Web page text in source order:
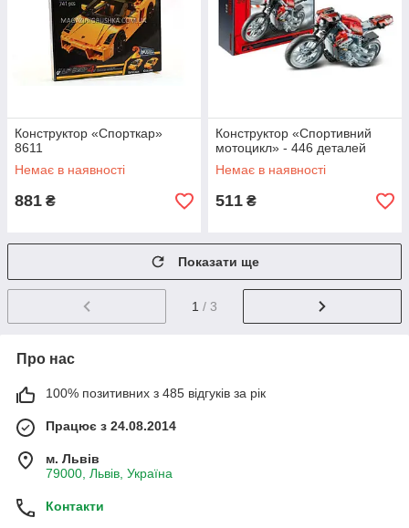
Конструктор «Спорткар»
8611
Немає в наявності
881 ₴
Конструктор «Спортивний
мотоцикл» - 446 деталей
Немає в наявності
511 ₴
Показати ще
1 / 3
Про нас
100% позитивних з 485 відгуків за рік
Працює з 24.08.2014
м. Львів
79000, Львів, Україна
Контакти